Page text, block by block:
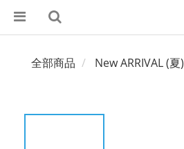
全部商品 New ARRIVAL (夏)